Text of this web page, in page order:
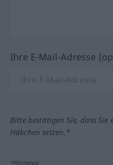
Ihre E-Mail-Adresse
Bitte bestätigen Sie, dass
Häkchen setzen.*
*Pflichtfeld